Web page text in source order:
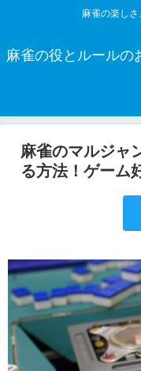
麻雀の楽しさ
麻雀の役とルールの
麻雀のマルジャ
る方法！ゲーム